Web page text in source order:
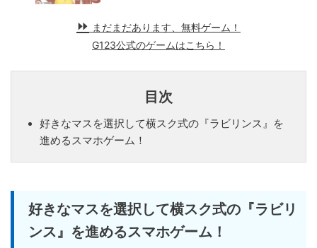
まだまだあります、無料ゲーム！
G123公式のゲームはこちら！
目次
好きなマスを選択して横スク式の『ラビリンス』を
進めるスマホゲーム！
好きなマスを選択して横スク式の『ラビリ
ンス』を進めるスマホゲーム！